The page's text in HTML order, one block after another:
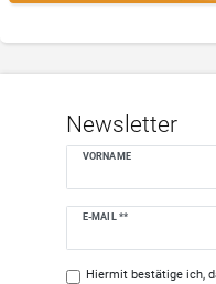
Newsletter
VORNAME
E-MAIL **
Newsletter
Hiermit bestätige ich,